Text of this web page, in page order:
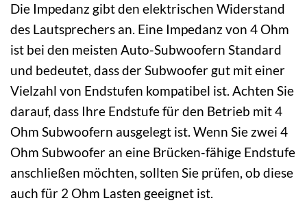
Die Impedanz gibt den elektrischen Widerstand
des Lautsprechers an. Eine Impedanz von 4 Ohm
ist bei den meisten Auto-Subwoofern Standard
und bedeutet, dass der Subwoofer gut mit einer
Vielzahl von Endstufen kompatibel ist. Achten Sie
darauf, dass Ihre Endstufe für den Betrieb mit 4
Ohm Subwoofern ausgelegt ist. Wenn Sie zwei 4
Ohm Subwoofer an eine Brücken-fähige Endstufe
anschließen möchten, sollten Sie prüfen, ob diese
auch für 2 Ohm Lasten geeignet ist.